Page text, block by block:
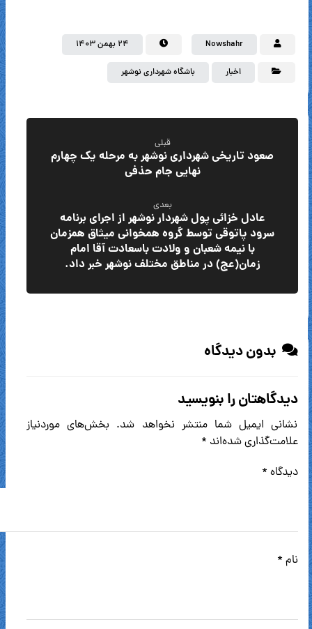
Nowshahr ۲۴ بهمن ۱۴۰۳
اخبار باشگاه شهرداری نوشهر
قبلی
صعود تاریخی شهرداری نوشهر به مرحله یک چهارم
نهایی جام حذفی
بعدی
عادل خزائی پول شهردار نوشهر از اجرای برنامه
سرود پاتوقی توسط گروه همخوانی میثاق همزمان
با نیمه شعبان و ولادت باسعادت آقا امام
زمان(عج) در مناطق مختلف نوشهر خبر داد.
بدون دیدگاه
دیدگاهتان را بنویسید
نشانی ایمیل شما منتشر نخواهد شد. بخش‌های موردنیاز
علامت‌گذاری شده‌اند *
دیدگاه *
نام *